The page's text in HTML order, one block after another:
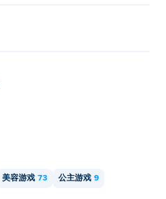
美容游戏 73 公主游戏 9